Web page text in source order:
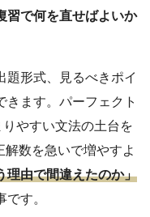
習で何を直せばよいか
形式、見るべきポイ
きます。パーフェクト
やすい文法の土台を
数を急いで増やすよ
理由で間違えたのか」
す。